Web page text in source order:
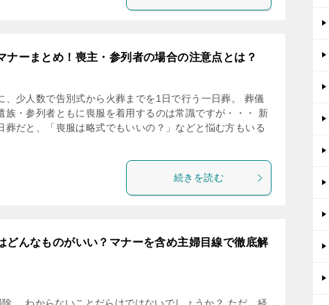
ナーまとめ！喪主・参列者の場合の注意点とは？
、少人数で告別式から火葬までを1日で行う一日葬。 葬儀
族・参列者ともに喪服を着用するのは常識ですが・・・ 新
葬だと、「喪服は略式でもいいの？」などと悩む方もいる
続きを読む
どんなものがいい？マナーを含め主婦目線で徹底解